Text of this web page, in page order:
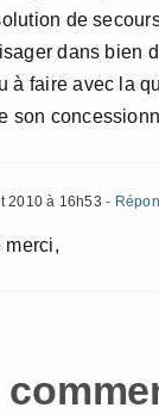
de
dans bien
à faire avec la
son
2010 à 16h53 -
merci,